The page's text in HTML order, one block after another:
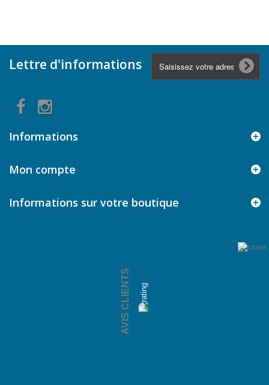
Lettre d'informations
Informations
Mon compte
Informations sur votre boutique
AVIS CLIENTS